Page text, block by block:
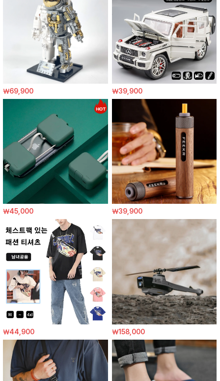
￦69,900 ￦39,900
￦45,000 ￦39,900
￦44,900 ￦158,000